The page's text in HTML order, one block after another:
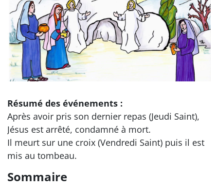
Résumé des événements :
Après avoir pris son dernier repas (Jeudi Saint),
Jésus est arrêté, condamné à mort.
Il meurt sur une croix (Vendredi Saint) puis il est
mis au tombeau.
Sommaire